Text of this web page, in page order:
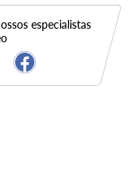
especialistas